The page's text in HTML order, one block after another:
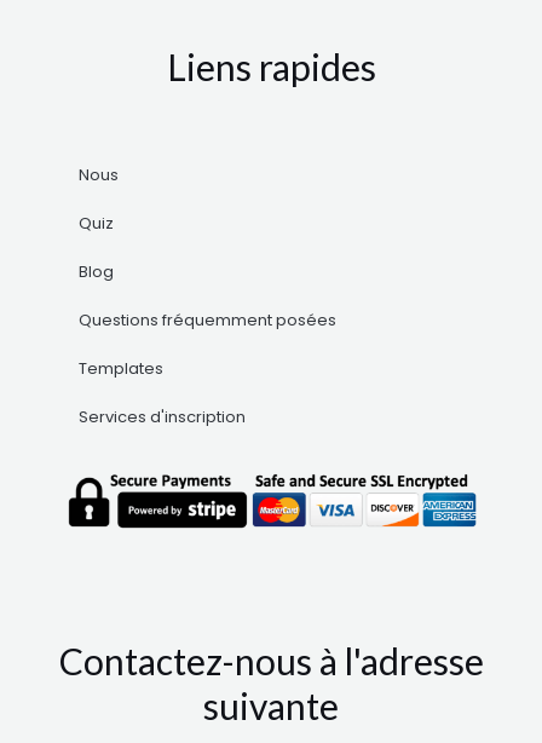
Liens rapides
Nous
Quiz
Blog
Questions fréquemment posées
Templates
Services d'inscription
Contactez-nous à l'adresse
suivante